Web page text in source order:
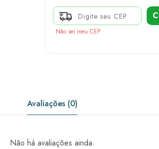
Não sei meu CEP
Avaliações (0)
Não há avaliações ainda.